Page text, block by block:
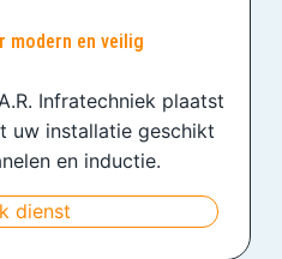
modern en veilig
Infratechniek plaatst
uw installatie geschikt
en inductie.
dienst